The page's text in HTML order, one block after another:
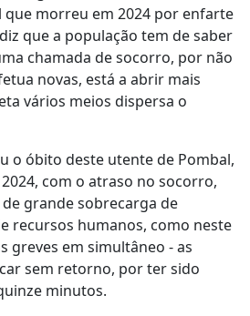
que morreu em 2024 por enfarte
que a população tem de saber
chamada de socorro, por não
novas, está a abrir mais
vários meios dispersa o
o óbito deste utente de Pombal,
com o atraso no socorro,
grande sobrecarga de
recursos humanos, como neste
greves em simultâneo - as
sem retorno, por ter sido
minutos.